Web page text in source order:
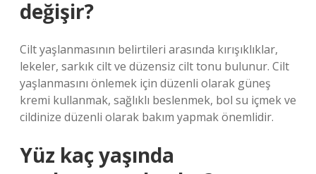
değişir?
Cilt yaşlanmasının belirtileri arasında kırışıklıklar,
lekeler, sarkık cilt ve düzensiz cilt tonu bulunur. Cilt
yaşlanmasını önlemek için düzenli olarak güneş
kremi kullanmak, sağlıklı beslenmek, bol su içmek ve
cildinize düzenli olarak bakım yapmak önemlidir.
Yüz kaç yaşında